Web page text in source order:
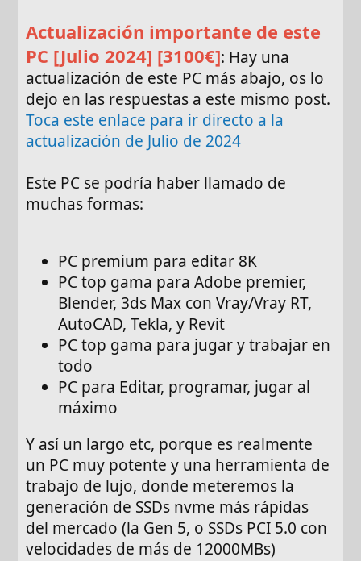
Actualización importante de este
PC [Julio 2024] [3100€]: Hay una
actualización de este PC más abajo, os lo
dejo en las respuestas a este mismo post.
Toca este enlace para ir directo a la
actualización de Julio de 2024
Este PC se podría haber llamado de
muchas formas:
PC premium para editar 8K
PC top gama para Adobe premier,
Blender, 3ds Max con Vray/Vray RT,
AutoCAD, Tekla, y Revit
PC top gama para jugar y trabajar en
todo
PC para Editar, programar, jugar al
máximo
Y así un largo etc, porque es realmente
un PC muy potente y una herramienta de
trabajo de lujo, donde meteremos la
generación de SSDs nvme más rápidas
del mercado (la Gen 5, o SSDs PCI 5.0 con
velocidades de más de 12000MBs)